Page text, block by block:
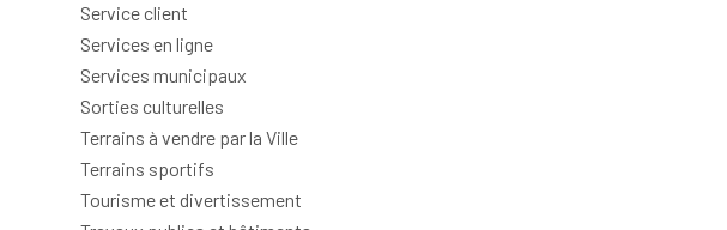
Service client
Services en ligne
Services municipaux
Sorties culturelles
Terrains à vendre par la Ville
Terrains sportifs
Tourisme et divertissement